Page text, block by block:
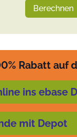
Berechnen
Rabatt auf
ins ebase
mit Depot